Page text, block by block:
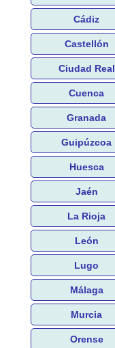
Cádiz
Castellón
Ciudad Real
Cuenca
Granada
Guipúzcoa
Huesca
Jaén
La Rioja
León
Lugo
Málaga
Murcia
Orense